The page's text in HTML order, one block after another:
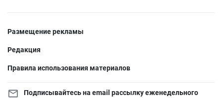
Размещение рекламы
Редакция
Правила использования материалов
Подписывайтесь на email рассылку еженедельного